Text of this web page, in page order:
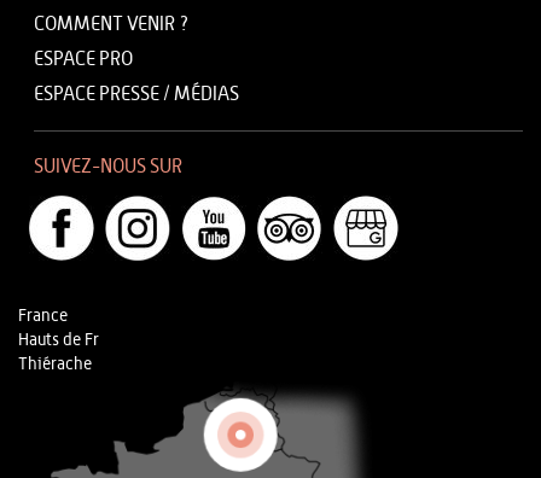
COMMENT VENIR ?
ESPACE PRO
ESPACE PRESSE / MÉDIAS
SUIVEZ-NOUS SUR
France
Hauts de Fr
Thiérache